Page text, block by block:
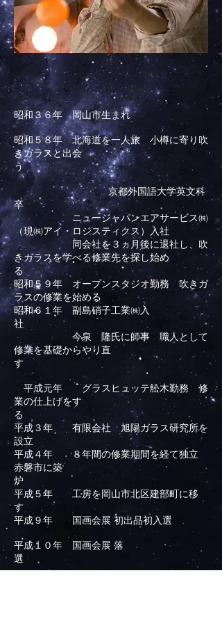
昭和３６年 岡山市生まれ
昭和５８年 北海道を一人旅 小樽に寄り吹
きガラスと出会
う
京都外国語大学英文科
卒
ニュージャパンエアサービス㈱
（現㈱アイ・ロジスティクス）入社
同会社を３ヵ月後に退社し、吹
きガラスを学べる修業先を探し始め
る
昭和５９年 オープンスタジオ勤務 吹きガ
ラスの修業を始める
昭和６１年 副島硝子工業㈱入
社
今泉 隆氏に師事 職人として
修業を基礎からやり直
す
平成元年 グラスヒュッテ舩木勤務 修
業の仕上げをす
る
平成３年 有限会社 旭陽ガラス研究所を
設立
平成４年 ８年間の修業期間を経て独立
赤磐市に築
炉
平成５年 工房を岡山市北区建部町に移
す
平成９年 国画会展 初出品初入選
平成１０年 国画会展 落
選